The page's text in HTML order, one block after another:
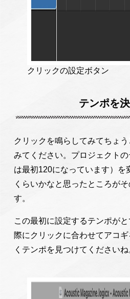
クリックの設定ボタン
テンポを
クリックを鳴らしてみてちょ
みてください。プロジェクト
は最初120になっています）を
くらいかなと思ったところが
す。
この最初に設定するテンポが
際にクリックに合わせてアコ
くテンポを見つけてくださいね